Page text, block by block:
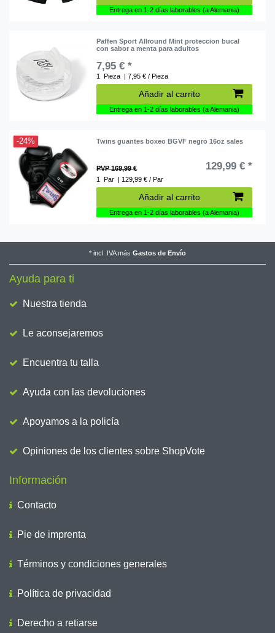
Entrega en 1-2 días laborables (a Alemania)
Paffen Sport Allround Mint proteccion bucal
con sabor a menta para adultos
7,95 € *
1 Pieza | 7,95 € / Pieza
Añadir al carrito
Entrega en 1-2 días laborables (a Alemania)
-24% Twins guantes boxeo BGVF negro 16oz sales
PVP 169,99 € 129,99 € *
1 Par | 129,99 € / Par
Añadir al carrito
Entrega en 1-2 días laborables (a Alemania)
* incl. IVAmás Gastos de Envío
Ayuda para ti
Nuestra tienda
Le aconsejaremos
Encuentra tu talla
Ayuda con las devoluciones
Apoyamos a la policía
Opiniones de los clientes sobre ShopVote
Información
Contacto
Pie de imprenta
Términos y condiciones generales
Política de privacidad
Derecho a retiarse